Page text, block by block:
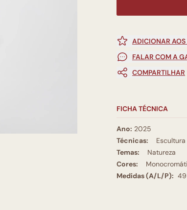
ADICIONAR AOS
FALAR COM A
COMPARTILHAR
FICHA TÉCNICA
Ano: 2025
Técnicas:
Escultura
Temas:
Natureza
Cores:
Medidas (A/L/P):